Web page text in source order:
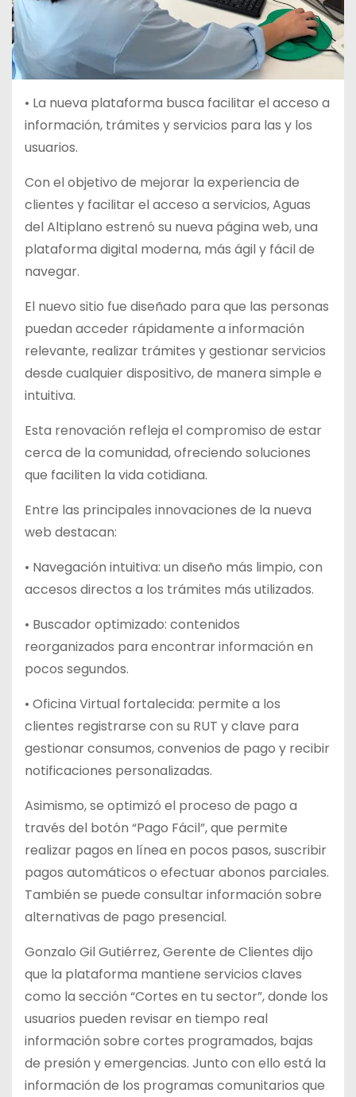
• La nueva plataforma busca facilitar el acceso a
información, trámites y servicios para las y los
usuarios.
Con el objetivo de mejorar la experiencia de
clientes y facilitar el acceso a servicios, Aguas
del Altiplano estrenó su nueva página web, una
plataforma digital moderna, más ágil y fácil de
navegar.
El nuevo sitio fue diseñado para que las personas
puedan acceder rápidamente a información
relevante, realizar trámites y gestionar servicios
desde cualquier dispositivo, de manera simple e
intuitiva.
Esta renovación refleja el compromiso de estar
cerca de la comunidad, ofreciendo soluciones
que faciliten la vida cotidiana.
Entre las principales innovaciones de la nueva
web destacan:
• Navegación intuitiva: un diseño más limpio, con
accesos directos a los trámites más utilizados.
• Buscador optimizado: contenidos
reorganizados para encontrar información en
pocos segundos.
• Oficina Virtual fortalecida: permite a los
clientes registrarse con su RUT y clave para
gestionar consumos, convenios de pago y recibir
notificaciones personalizadas.
Asimismo, se optimizó el proceso de pago a
través del botón “Pago Fácil”, que permite
realizar pagos en línea en pocos pasos, suscribir
pagos automáticos o efectuar abonos parciales.
También se puede consultar información sobre
alternativas de pago presencial.
Gonzalo Gil Gutiérrez, Gerente de Clientes dijo
que la plataforma mantiene servicios claves
como la sección “Cortes en tu sector”, donde los
usuarios pueden revisar en tiempo real
información sobre cortes programados, bajas
de presión y emergencias. Junto con ello está la
información de los programas comunitarios que